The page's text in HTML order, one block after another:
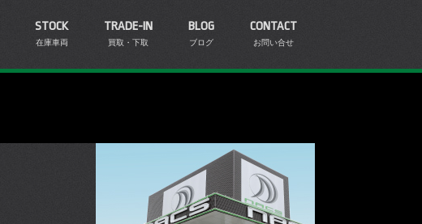
STOCK
在庫車両
TRADE-IN
買取・下取
BLOG
ブログ
CONTACT
お問い合せ